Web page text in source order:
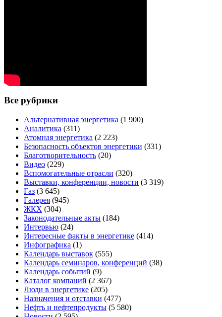
Все рубрики
Альтернативная энергетика (1 900)
Аналитика (311)
Атомная энергетика (2 223)
Безопасность объектов энергетики (331)
Благотворительность (20)
Видео (229)
Вспомогательные отрасли (320)
Выставки, конференции, новости (3 319)
Газ (3 645)
Галерея (945)
ЖКХ (304)
Законодательные акты (184)
Интервью (24)
Интересные факты в энергетике (414)
Инфографика (1)
Календарь выставок (555)
Календарь семинаров, конференций (38)
Календарь событий (9)
Каталог компаний (2 367)
Люди в энергетике (205)
Назначения и отставки (477)
Нефть и нефтепродукты (5 580)